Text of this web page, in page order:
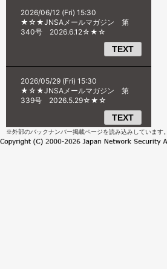
※外部のバックナンバー掲載ページを読み込みしています。